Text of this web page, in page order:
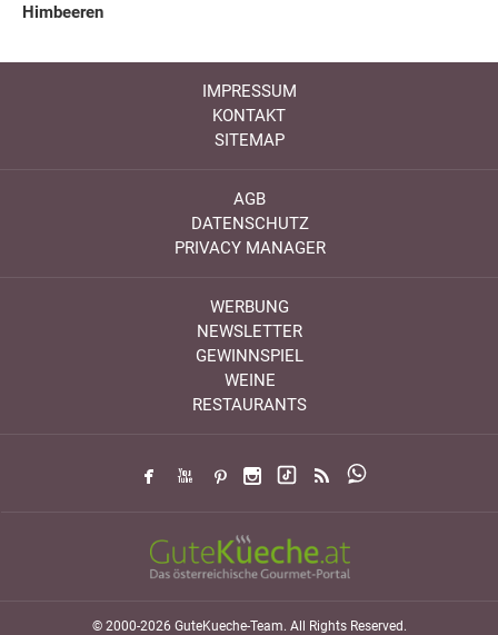
Himbeeren
IMPRESSUM
KONTAKT
SITEMAP
AGB
DATENSCHUTZ
PRIVACY MANAGER
WERBUNG
NEWSLETTER
GEWINNSPIEL
WEINE
RESTAURANTS
© 2000-2026 GuteKueche-Team. All Rights Reserved.